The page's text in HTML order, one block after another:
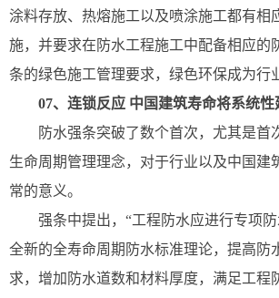
涂料存放、热熔施工以及喷涂施工都有相
施，并要求在防水工程施工中配备相应的
条的绿色施工管理要求，绿色环保成为行
07、连锁反应 中国建筑寿命将系统性
防水强条突破了数个首次，尤其是首
生命周期管理理念，对于行业以及中国建
常的意义。
强条中提出，“工程防水应进行专项防
全新的全寿命周期防水标准理论，提高防
求，增加防水道数和材料厚度，满足工程